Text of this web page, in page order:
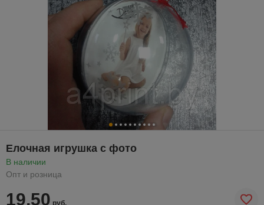
Елочная игрушка с фото
В наличии
Опт и розница
19,50 руб.